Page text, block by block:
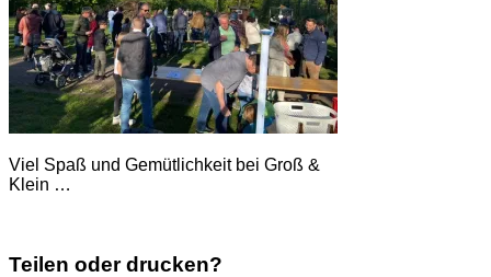
Viel Spaß und Gemütlichkeit bei Groß &
Klein …
Teilen oder drucken?